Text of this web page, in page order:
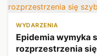
WYDARZENIA
Epidemia wymyka
rozprzestrzenia